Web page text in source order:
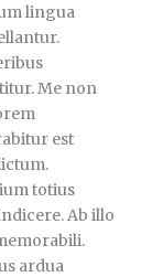
lingua
Me non
est
totius
Ab illo
ardua